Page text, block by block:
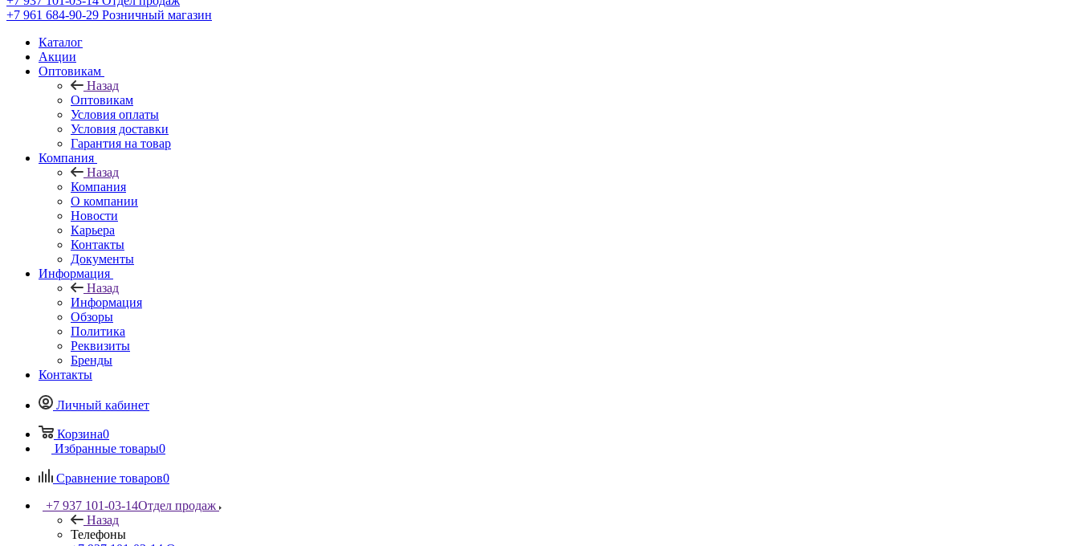
+7 961 684-90-29 Розничный магазин
Каталог
Акции
Оптовикам
Назад
Оптовикам
Условия оплаты
Условия доставки
Гарантия на товар
Компания
Назад
Компания
О компании
Новости
Карьера
Контакты
Документы
Информация
Назад
Информация
Обзоры
Политика
Реквизиты
Бренды
Контакты
Личный кабинет
Корзина0
Избранные товары0
Сравнение товаров0
+7 937 101-03-14Отдел продаж
Назад
Телефоны